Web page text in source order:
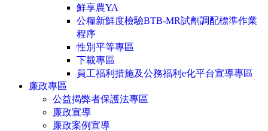
鮮享農YA
公糧新鮮度檢驗BTB-MR試劑調配標準作業
程序
性別平等專區
下載專區
員工福利措施及公務福利e化平台宣導專區
廉政專區
公益揭弊者保護法專區
廉政宣導
廉政案例宣導